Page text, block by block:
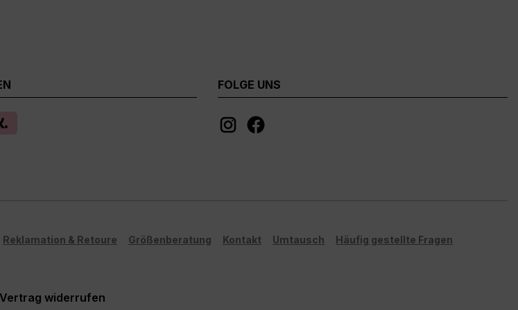
FOLGE UNS
Reklamation & Retoure Größenberatung Kontakt Umtausch Häufig gestellte Fragen
Vertrag widerrufen